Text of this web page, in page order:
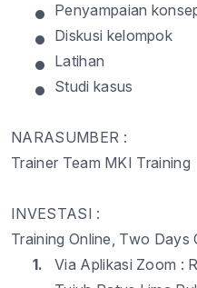
• Penyampaian
• Diskusi kelompok
• Latihan
• Studi kasus
NARASUMBER :
Trainer Team MKI Training
INVESTASI :
Training Online, Two Days
1.
Via Aplikasi Zoom :